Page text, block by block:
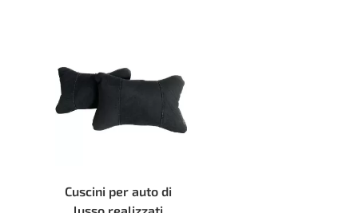
pagina
del
prodotto
Cuscini per auto di